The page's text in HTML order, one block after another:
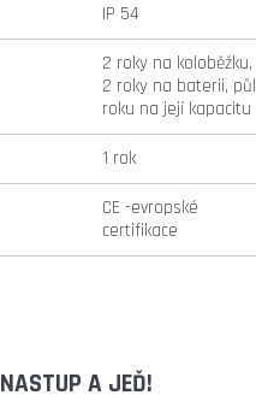
IP 54
2 roky na koloběžku,
2 roky na baterii, půl
roku na její kapacitu
1 rok
CE -evropské
certifikace
NASTUP A JEĎ!